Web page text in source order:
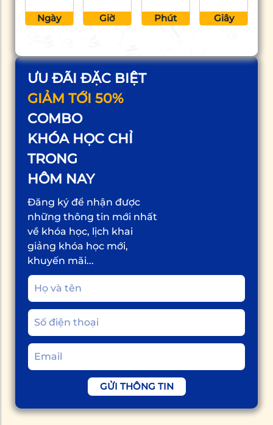
ƯU ĐÃI ĐẶC BIỆT
GIẢM TỚI 50%
COMBO
KHÓA HỌC CHỈ
TRONG
HÔM NAY
Đăng ký để nhận được
những thông tin mới nhất
về khóa học, lịch khai
giảng khóa học mới,
khuyến mãi...
GỬI THÔNG TIN
Ngày Giờ Phút Giây